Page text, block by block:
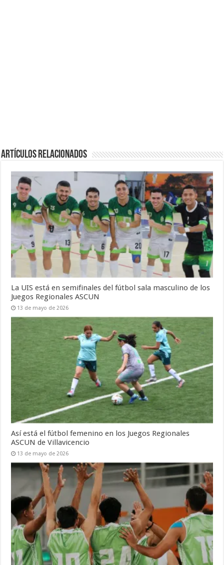
Artículos Relacionados
La UIS está en semifinales del fútbol sala masculino de los
Juegos Regionales ASCUN
13 de mayo de 2026
Así está el fútbol femenino en los Juegos Regionales
ASCUN de Villavicencio
13 de mayo de 2026